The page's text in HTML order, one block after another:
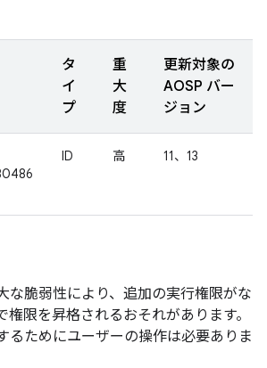
タ
イ
プ
重
大
度
更新対象の
AOSP バー
ジョン
ID 高 11、13
な脆弱性により、追加の実行権限がな
権限を昇格されるおそれがあります。
るためにユーザーの操作は必要ありま